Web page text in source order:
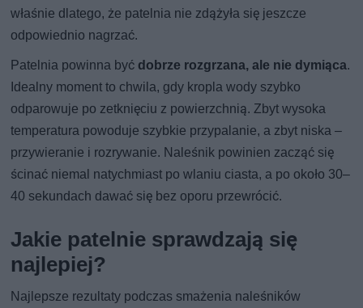
właśnie dlatego, że patelnia nie zdążyła się jeszcze
odpowiednio nagrzać.
Patelnia powinna być dobrze rozgrzana, ale nie dymiąca.
Idealny moment to chwila, gdy kropla wody szybko
odparowuje po zetknięciu z powierzchnią. Zbyt wysoka
temperatura powoduje szybkie przypalanie, a zbyt niska –
przywieranie i rozrywanie. Naleśnik powinien zacząć się
ścinać niemal natychmiast po wlaniu ciasta, a po około 30–
40 sekundach dawać się bez oporu przewrócić.
Jakie patelnie sprawdzają się
najlepiej?
Najlepsze rezultaty podczas smażenia naleśników